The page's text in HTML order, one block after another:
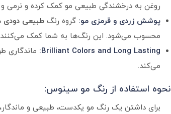
روغن به درخشندگی طبیعی مو کمک کرده و نرمی
پوشش زردی و قرمزی مو: گروه رنگ طبیعی دودی
محسوب می‌شود. این رنگ‌ها به شما کمک می‌کنند
Brilliant Colors and Long Lasting: ماندگاری
می‌کند.
نحوه استفاده از رنگ مو سینوس:
برای داشتن یک رنگ مو یکدست، طبیعی و